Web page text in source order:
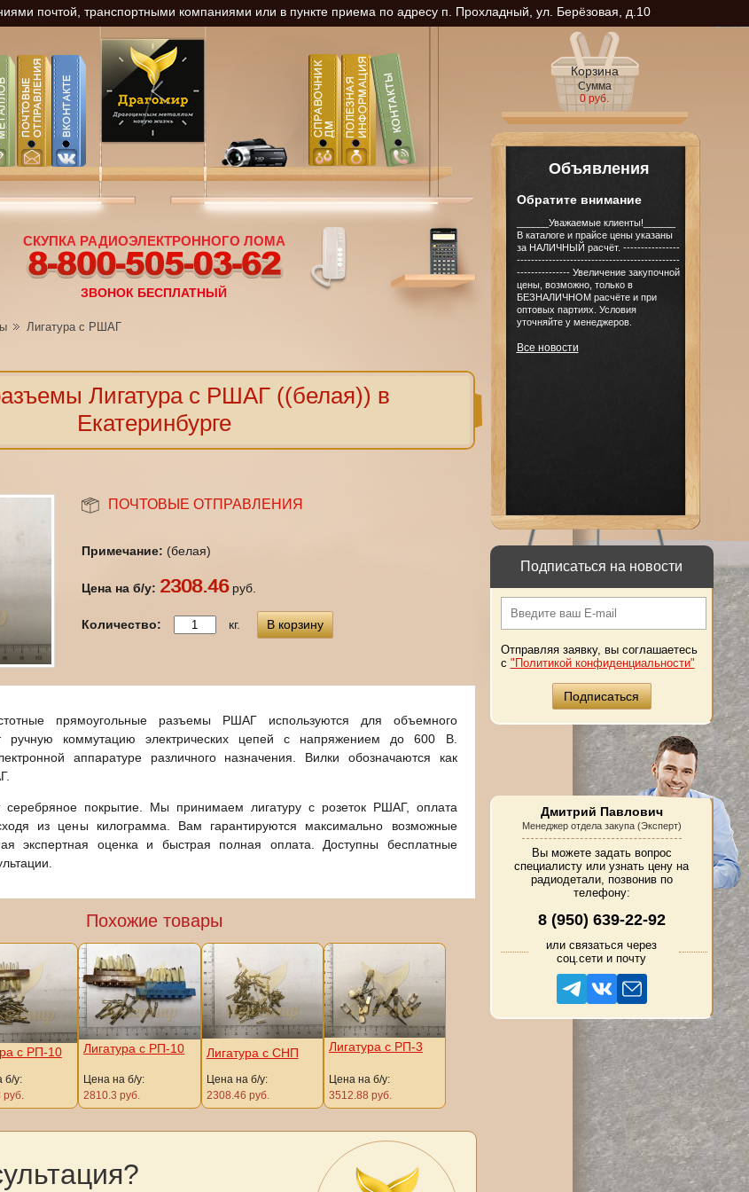
почтой, транспортными компаниями или в пункте приема по адресу п. Прохладный, ул. Берёзовая, д.10
Корзина
Сумма
0 руб.
Объявления
Обратите внимание
______Уважаемые клиенты!______
В каталоге и прайсе цены указаны
за НАЛИЧНЫЙ расчёт. ----------------
----------------------------------------------
--------------- Увеличение закупочной
цены, возможно, только в
БЕЗНАЛИЧНОМ расчёте и при
оптовых партиях. Условия
уточняйте у менеджеров.
Все новости
Подписаться на новости
Отправляя заявку, вы соглашаетесь
с "Политикой конфиденциальности"
Дмитрий Павлович
Менеджер отдела закупа (Эксперт)
Вы можете задать вопрос
специалисту или узнать цену на
радиодетали, позвонив по
телефону:
8 (950) 639-22-92
или связаться через
соц.сети и почту
СКУПКА РАДИОЭЛЕКТРОННОГО ЛОМА
8-800-505-03-62
ЗВОНОК БЕСПЛАТНЫЙ
Лигатура с РШАГ
Лигатура с РШАГ ((белая)) в
Екатеринбурге
ПОЧТОВЫЕ ОТПРАВЛЕНИЯ
Примечание: (белая)
Цена на б/у: 2308.46руб.
Количество: кг. В корзину
прямоугольные разъемы РШАГ используются для объемного
ручную коммутацию электрических цепей с напряжением до 600 В.
аппаратуре различного назначения. Вилки обозначаются как
серебряное покрытие. Мы принимаем лигатуру с розеток РШАГ, оплата
из цены килограмма. Вам гарантируются максимально возможные
экспертная оценка и быстрая полная оплата. Доступны бесплатные
Похожие товары
с РП-10
б/у:
руб.
Лигатура с РП-10
Цена на б/у:
2810.3 руб.
Лигатура с СНП
Цена на б/у:
2308.46 руб.
Лигатура с РП-3
Цена на б/у:
3512.88 руб.